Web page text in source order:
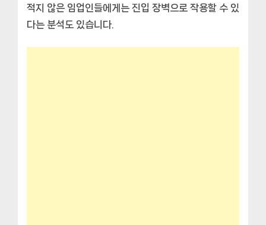
적지 않은 임업인들에게는 진입 장벽으로 작용할 수 있
다는 분석도 있습니다.